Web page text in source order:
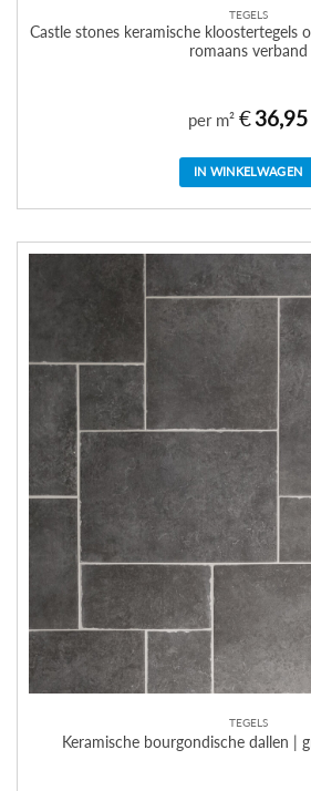
TEGELS
Castle stones keramische kloostertegels
romaans verband
per m² €36,95
IN WINKELWAGEN
TEGELS
Keramische bourgondische dallen |